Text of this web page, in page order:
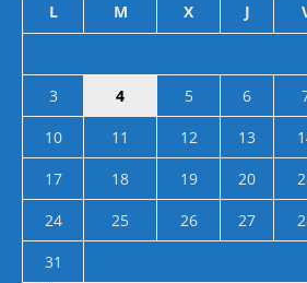
L M X J
3
4 5 6
10
11 12 13
17
18 19 20
24
25 26 27
31